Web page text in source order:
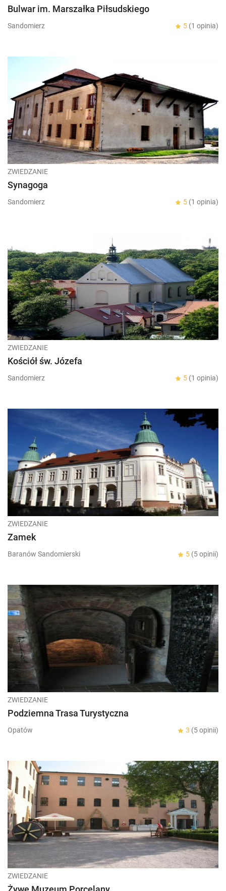
Bulwar im. Marszałka Piłsudskiego
Sandomierz 5 (1 opinia)
ZWIEDZANIE
Synagoga
Sandomierz 5 (1 opinia)
ZWIEDZANIE
Kościół św. Józefa
Sandomierz 5 (1 opinia)
ZWIEDZANIE
Zamek
Baranów Sandomierski 5 (5 opinii)
ZWIEDZANIE
Podziemna Trasa Turystyczna
Opatów 3 (5 opinii)
ZWIEDZANIE